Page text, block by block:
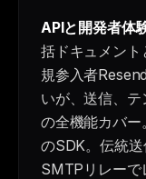
APIと開発者体
括ドキュメン
規参入者
いが、送信、
の全機能カバ
のSDK。伝統
SMTPリレーで